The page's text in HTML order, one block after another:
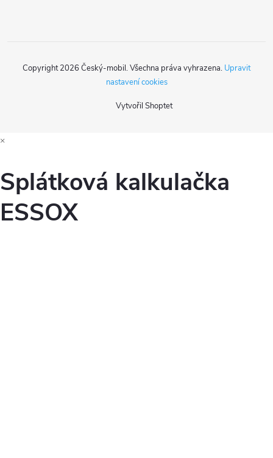
Vytvořil Shoptet
Copyright 2026 Český-mobil. Všechna práva vyhrazena. Upravit
nastavení cookies
×
Splátková kalkulačka
ESSOX